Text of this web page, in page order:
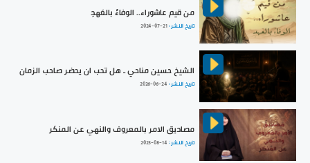
من قيم عاشوراء.. الوفاءُ بالعَهدِ
تاريخ النشر :2024-07-21
الشيخ حسين مناحي ـ هل تحب ان يحضر صاحب الزمان
تاريخ النشر : 2026-06-24
مصاديق الامر بالمعروف والنهي عن المنكر
تاريخ النشر : 2023-08-14